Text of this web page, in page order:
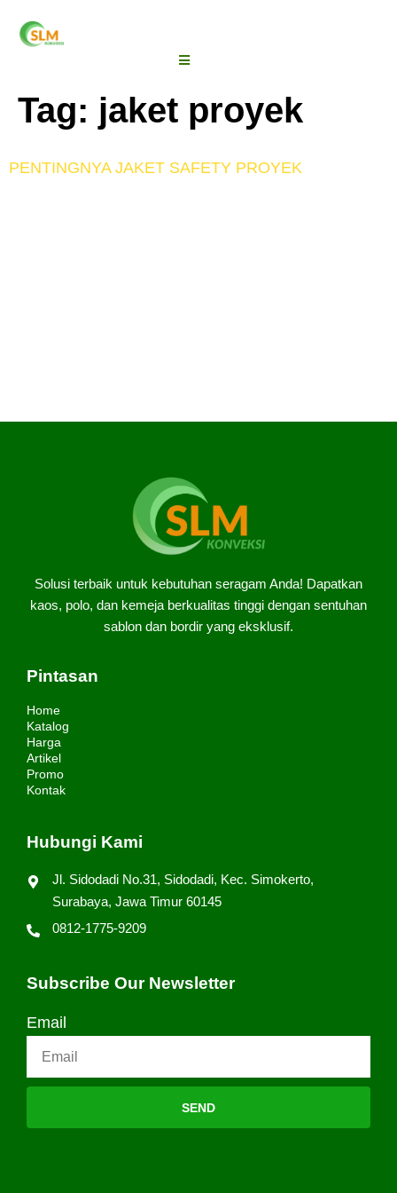
Tag: jaket proyek
PENTINGNYA JAKET SAFETY PROYEK
Solusi terbaik untuk kebutuhan seragam Anda! Dapatkan
kaos, polo, dan kemeja berkualitas tinggi dengan sentuhan
sablon dan bordir yang eksklusif.
Pintasan
Home
Katalog
Harga
Artikel
Promo
Kontak
Hubungi Kami
Jl. Sidodadi No.31, Sidodadi, Kec. Simokerto,
Surabaya, Jawa Timur 60145
0812-1775-9209
Subscribe Our Newsletter
Email
SEND